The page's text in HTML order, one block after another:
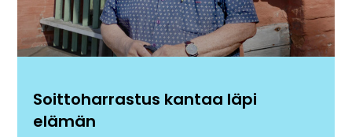
Soittoharrastus kantaa läpi
elämän